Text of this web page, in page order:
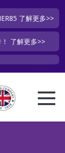
了解更多>>
了解更多>>